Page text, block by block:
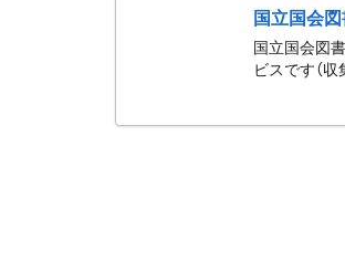
国立国会
国立国会図
ビスです（